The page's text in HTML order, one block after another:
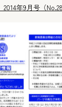
年9月号（